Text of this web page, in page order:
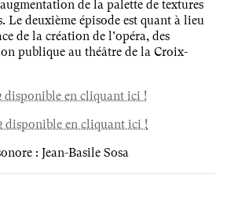
de la palette de textures
Le deuxième épisode est quant à lieu
de la création de l’opéra, des
publique au théâtre de la Croix-
disponible en cliquant ici !
disponible en cliquant ici !
: Jean-Basile Sosa